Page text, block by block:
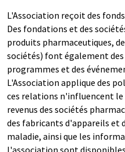
L'Association reçoit des
Des fondations et des
produits pharmaceutiques,
sociétés) font également
programmes et des
L'Association applique des
ces relations n'influencent le
revenus des sociétés
des fabricants d'appareils et
maladie, ainsi que les
l'association sont